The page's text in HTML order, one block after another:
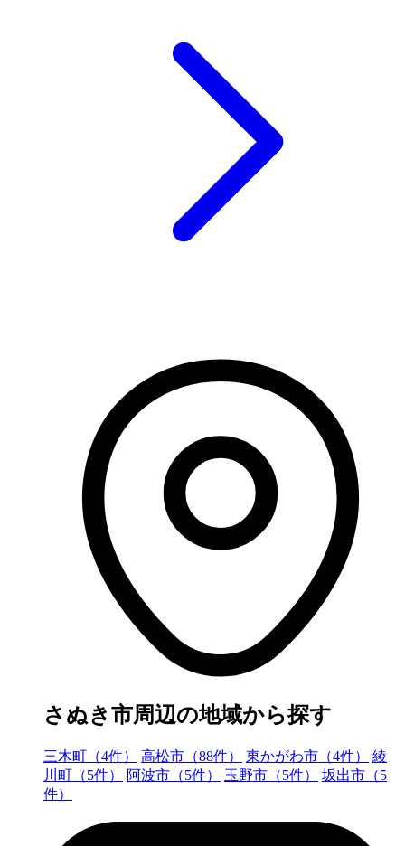
さぬき市周辺の地域から探す
三木町（4件） 高松市（88件） 東かがわ市（4件）
綾
川町（5件）
阿波市（5件） 玉野市（5件）
坂出市（5
件）